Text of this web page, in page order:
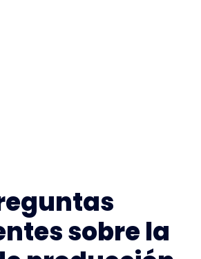
sobre la